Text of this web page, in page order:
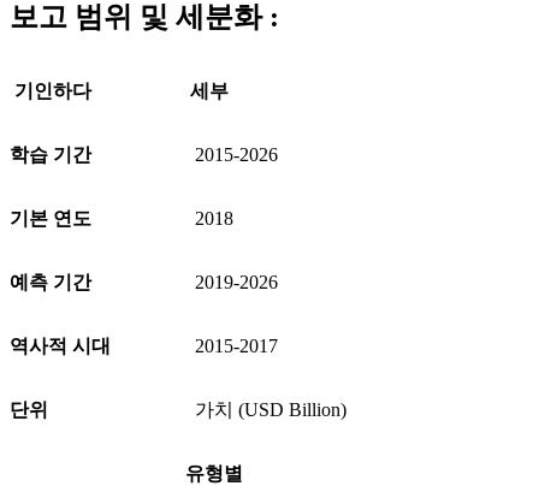
보고 범위 및 세분화 :
기인하다 세부
학습 기간 2015-2026
기본 연도 2018
예측 기간 2019-2026
역사적 시대 2015-2017
단위 가치 (USD Billion)
유형별